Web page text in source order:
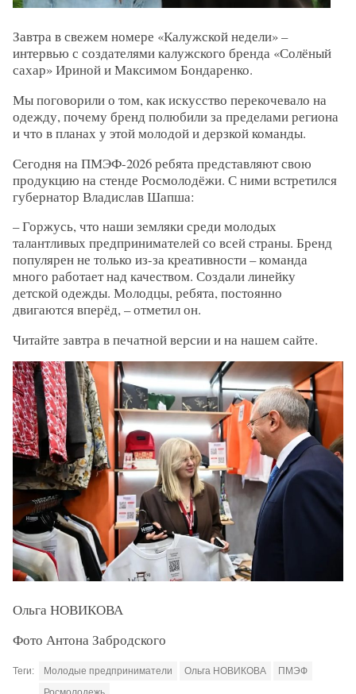
Завтра в свежем номере «Калужской недели» –
интервью с создателями калужского бренда «Солёный
сахар» Ириной и Максимом Бондаренко.
Мы поговорили о том, как искусство перекочевало на
одежду, почему бренд полюбили за пределами региона
и что в планах у этой молодой и дерзкой команды.
Сегодня на ПМЭФ-2026 ребята представляют свою
продукцию на стенде Росмолодёжи. С ними встретился
губернатор Владислав Шапша:
– Горжусь, что наши земляки среди молодых
талантливых предпринимателей со всей страны. Бренд
популярен не только из-за креативности – команда
много работает над качеством. Создали линейку
детской одежды. Молодцы, ребята, постоянно
двигаются вперёд, – отметил он.
Читайте завтра в печатной версии и на нашем сайте.
Ольга НОВИКОВА
Фото Антона Забродского
Теги: Молодые предприниматели Ольга НОВИКОВА
ПМЭФ